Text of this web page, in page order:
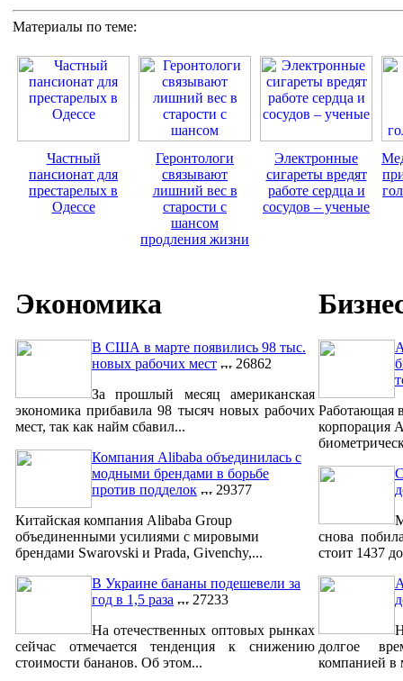
Материалы по теме:
Частный
пансионат для
престарелых в
Одессе
Геронтологи
связывают
лишний вec в
старости с
шансом
продления жизни
Электронные
сигареты вредят
работе сердца и
сосудов – ученые
Экономика
В США в марте появились 98 тыс.
новых рабочих мест
26862
За прошлый месяц американская
экономика прибавила 98 тысяч новых рабочих
мест, так как найм сбавил...
Компания Alibaba объединилась с
модными брендами в борьбе
против подделок
29377
Китайская компания Alibaba Group
объединенными усилиями с мировыми
брендами Swarovski и Prada, Givenchy,...
В Украине бананы подешевели за
год в 1,5 раза
27233
На отечественных оптовых рынках
сейчас отмечается тенденция к снижению
стоимости бананов. Об этом...
Работающая
корпорация
снова
стоит 1437
долгое
компанией в